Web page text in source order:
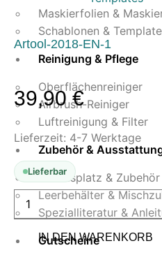
Maskierfolien &
Schablonen &
Reinigung & Pflege
Oberflächenreiniger
Airbrush-Reiniger
Luftreinigung & Filter
Zubehör &
Arbeitsplatz & Zubehör
Leerbehälter &
Spezialliteratur &
Gutscheine
Artool-2018-EN-1
39,90€
Lieferzeit: 4-7 Werktage
Lieferbar
ARTOOL
FX3
16
FX3
IN DEN WARENKORB